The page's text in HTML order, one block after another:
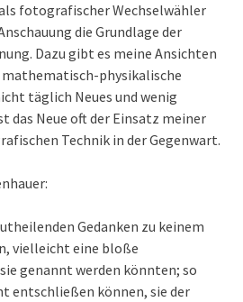
fotografischer Wechselwähler
die Grundlage der
Dazu gibt es meine Ansichten
mathematisch-physikalische
täglich Neues und wenig
das Neue oft der Einsatz meiner
Technik in der Gegenwart.
Gedanken zu keinem
vielleicht eine bloße
genannt werden könnten; so
entschließen können, sie der